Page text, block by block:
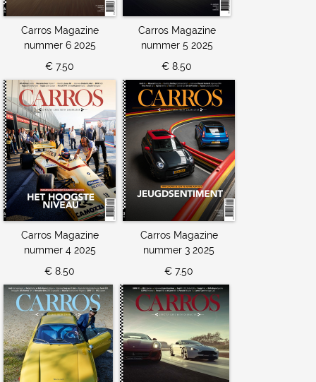
Carros Magazine
nummer 6 2025
€ 7.50
Carros Magazine
nummer 5 2025
€ 8.50
Carros Magazine
nummer 4 2025
€ 8.50
Carros Magazine
nummer 3 2025
€ 7.50